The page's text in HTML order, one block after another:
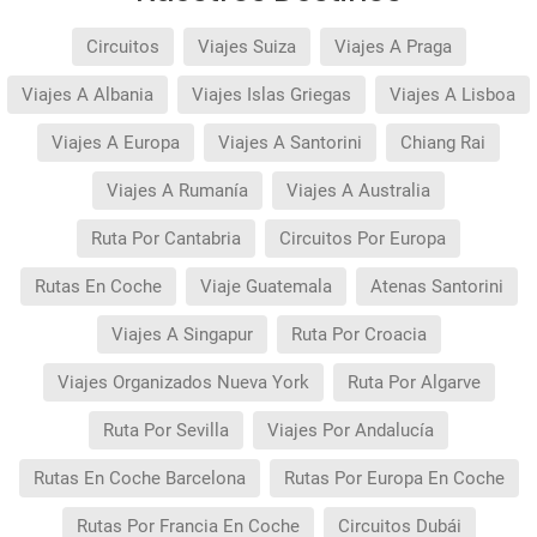
Circuitos Viajes Suiza Viajes A Praga
Viajes A Albania Viajes Islas Griegas Viajes A Lisboa
Viajes A Europa Viajes A Santorini Chiang Rai
Viajes A Rumanía Viajes A Australia
Ruta Por Cantabria Circuitos Por Europa
Rutas En Coche Viaje Guatemala Atenas Santorini
Viajes A Singapur Ruta Por Croacia
Viajes Organizados Nueva York Ruta Por Algarve
Ruta Por Sevilla Viajes Por Andalucía
Rutas En Coche Barcelona Rutas Por Europa En Coche
Rutas Por Francia En Coche Circuitos Dubái